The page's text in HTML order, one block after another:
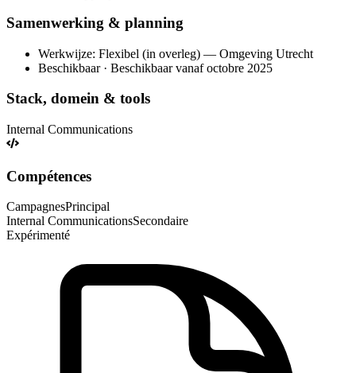
Samenwerking & planning
Werkwijze: Flexibel (in overleg) — Omgeving Utrecht
Beschikbaar · Beschikbaar vanaf octobre 2025
Stack, domein & tools
Internal Communications
Compétences
CampagnesPrincipal
Internal CommunicationsSecondaire
Expérimenté